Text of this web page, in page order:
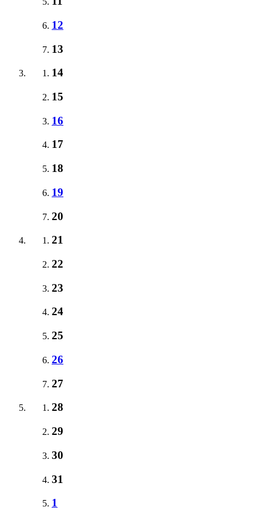
12
13
14
15
16
17
18
19
20
21
22
23
24
25
26
27
28
29
30
31
1